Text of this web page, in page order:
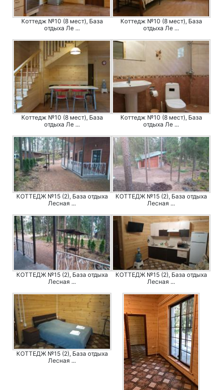
Коттедж №10 (8 мест), База
отдыха Ле ...
Коттедж №10 (8 мест), База
отдыха Ле ...
Коттедж №10 (8 мест), База
отдыха Ле ...
Коттедж №10 (8 мест), База
отдыха Ле ...
КОТТЕДЖ №15 (2), База отдыха
Лесная ...
КОТТЕДЖ №15 (2), База отдыха
Лесная ...
КОТТЕДЖ №15 (2), База отдыха
Лесная ...
КОТТЕДЖ №15 (2), База отдыха
Лесная ...
КОТТЕДЖ №15 (2), База отдыха
Лесная ...